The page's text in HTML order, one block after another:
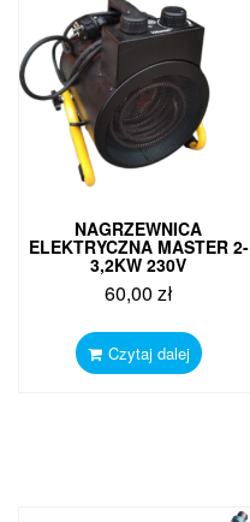
NAGRZEWNICA
ELEKTRYCZNA MASTER 2-
3,2KW 230V
60,00 zł
Czytaj dalej